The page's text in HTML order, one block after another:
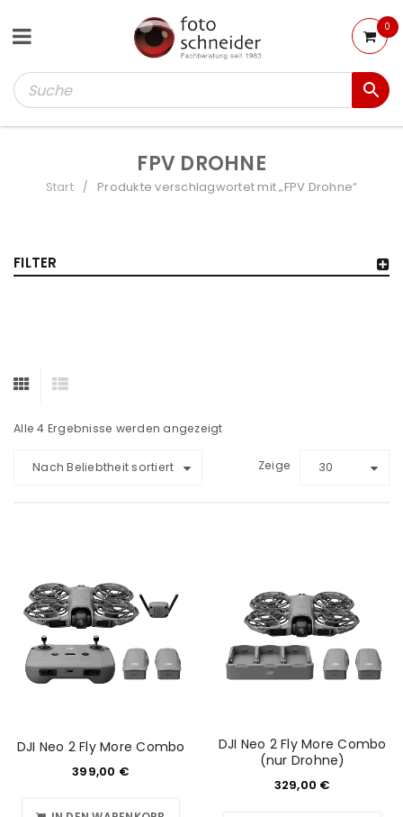
0
FPV DROHNE
Start / Produkte verschlagwortet mit „FPV Drohne“
FILTER
Alle 4 Ergebnisse werden angezeigt
Nach Beliebtheit sortiert Zeige 30
DJI Neo 2 Fly More Combo
399,00 €
DJI Neo 2 Fly More Combo
(nur Drohne)
329,00 €